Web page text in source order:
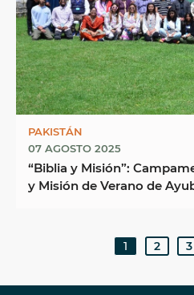
PAKISTÁN
07 AGOSTO 2025
“Biblia y Misión”:
y Misión de Verano de
1 2 3